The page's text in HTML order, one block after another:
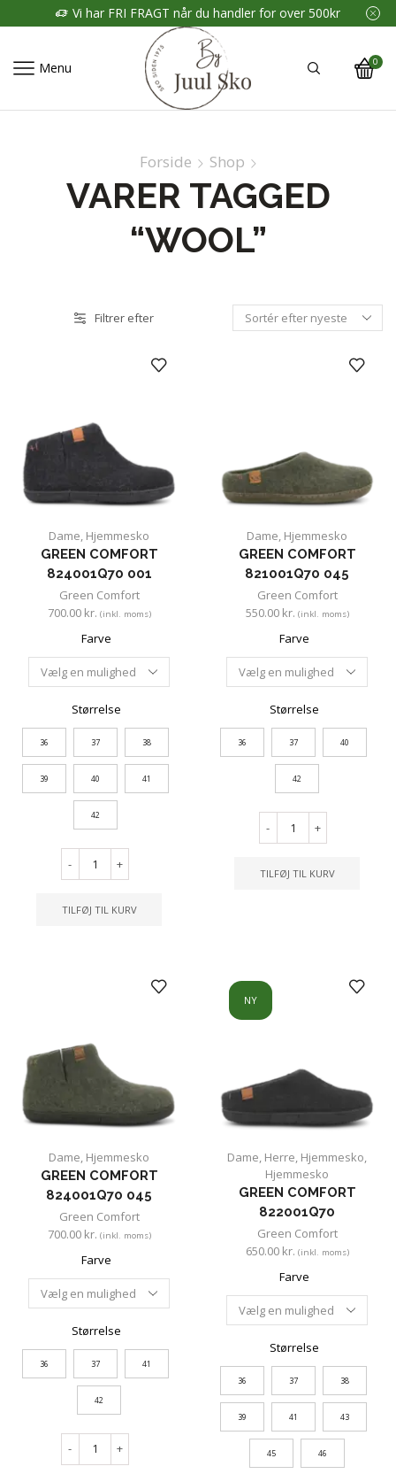
Vi har FRI FRAGT når du handler for over 500kr
Menu 0
Forside Shop
VARER TAGGED
“WOOL”
Filtrer efter
Dame, Hjemmesko
GREEN COMFORT
824001Q70 001
Green Comfort
700.00 kr. (inkl. moms)
Farve
Størrelse
36 37 38
39 40 41
42
- +
TILFØJ TIL KURV
Dame, Hjemmesko
GREEN COMFORT
821001Q70 045
Green Comfort
550.00 kr. (inkl. moms)
Farve
Størrelse
36 37 40
42
- +
TILFØJ TIL KURV
Dame, Hjemmesko
GREEN COMFORT
824001Q70 045
Green Comfort
700.00 kr. (inkl. moms)
Farve
Størrelse
36 37 41
42
- +
NY
Dame, Herre, Hjemmesko,
Hjemmesko
GREEN COMFORT
822001Q70
Green Comfort
650.00 kr. (inkl. moms)
Farve
Størrelse
36 37 38
39 41 43
45 46